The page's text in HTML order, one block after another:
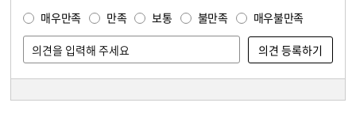
매우만족 만족 보통 불만족 매우불만족